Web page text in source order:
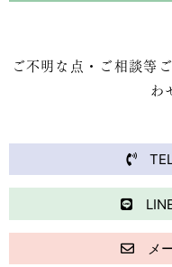
ご不明な点・ご相談等
わ
TEL
メ